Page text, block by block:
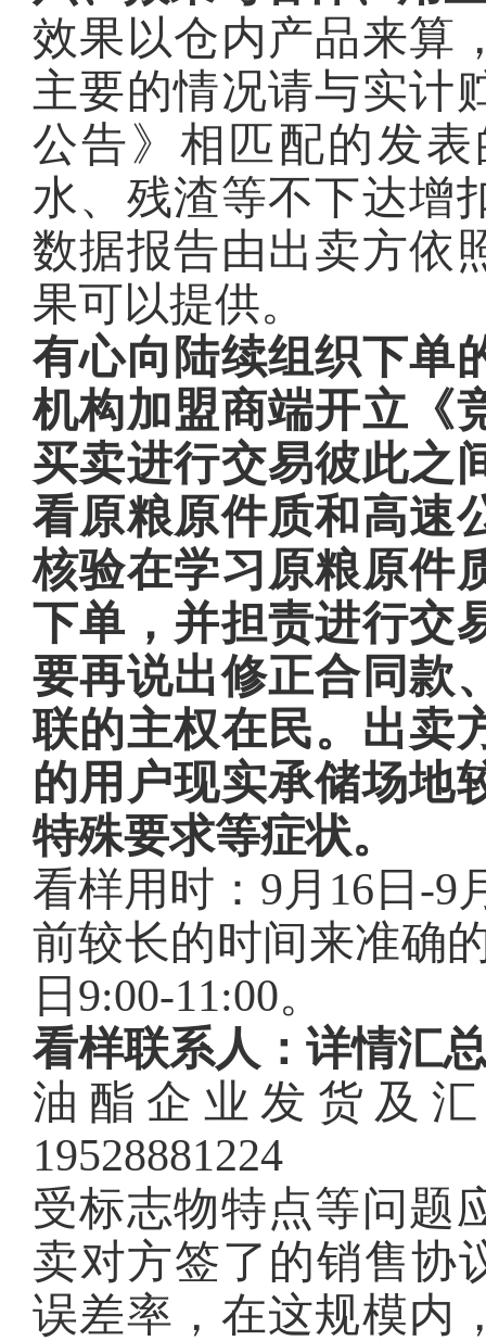
效果以仓内产品来算
主要的情况请与实计
公告》相匹配的发
水、残渣等不下达增
数据报告由出卖方依
果可以提供。
有心向陆续组织下单
机构加盟商端开立《
买卖进行交易彼此之
看原粮原件质和高速
核验在学习原粮原件
下单，并担责进行交
要再说出修正合同款
联的主权在民。出卖
的用户现实承储场地
特殊要求等症状。
看样用时：9月16日-9
前较长的时间来准确
日9:00-11:00。
看样联系人：详情汇
油酯企业发货及
19528881224
受标志物特点等问题
卖对方签了的销售协
误差率，在这规模内